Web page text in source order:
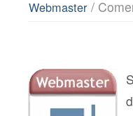
Webmaster /